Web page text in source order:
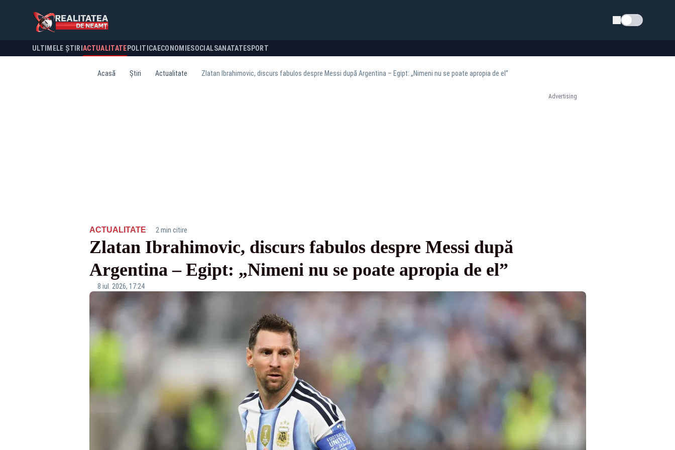
Schimba tema
ULTIMELE ȘTIRI ACTUALITATE POLITICA ECONOMIESOCIALSANATATESPORT
Acasă Știri Actualitate Zlatan Ibrahimovic, discurs fabulos despre Messi după Argentina – Egipt: „Nimeni nu se poate apropia de el”
Advertising
ACTUALITATE· 2 min citire
Zlatan Ibrahimovic, discurs fabulos despre Messi după
Argentina – Egipt: „Nimeni nu se poate apropia de el”
8 iul. 2026, 17:24